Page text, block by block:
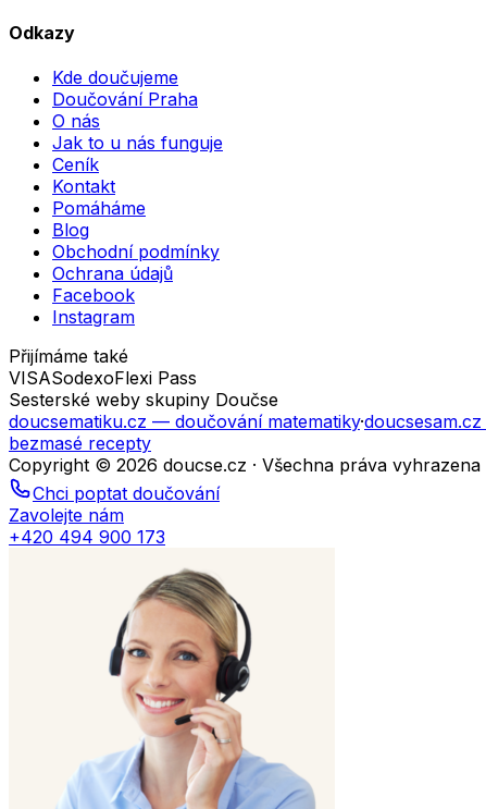
Odkazy
Kde doučujeme
Doučování Praha
O nás
Jak to u nás funguje
Ceník
Kontakt
Pomáháme
Blog
Obchodní podmínky
Ochrana údajů
Facebook
Instagram
Přijímáme také
VISASodexoFlexi Pass
Sesterské weby skupiny Doučse
doucsematiku.cz — doučování matematiky·doucsesam.cz
bezmasé recepty
Copyright © 2026 doucse.cz · Všechna práva vyhrazena
Chci poptat doučování
Zavolejte nám
+420 494 900 173